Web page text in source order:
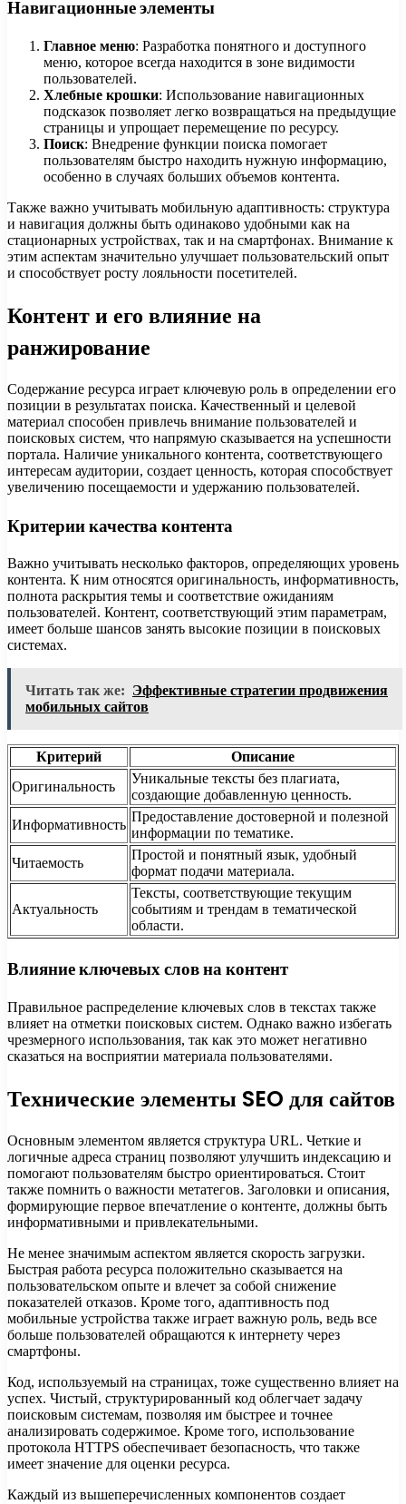
Навигационные элементы
Главное меню: Разработка понятного и доступного
меню, которое всегда находится в зоне видимости
пользователей.
Хлебные крошки: Использование навигационных
подсказок позволяет легко возвращаться на предыдущие
страницы и упрощает перемещение по ресурсу.
Поиск: Внедрение функции поиска помогает
пользователям быстро находить нужную информацию,
особенно в случаях больших объемов контента.
Также важно учитывать мобильную адаптивность: структура
и навигация должны быть одинаково удобными как на
стационарных устройствах, так и на смартфонах. Внимание к
этим аспектам значительно улучшает пользовательский опыт
и способствует росту лояльности посетителей.
Контент и его влияние на
ранжирование
Содержание ресурса играет ключевую роль в определении его
позиции в результатах поиска. Качественный и целевой
материал способен привлечь внимание пользователей и
поисковых систем, что напрямую сказывается на успешности
портала. Наличие уникального контента, соответствующего
интересам аудитории, создает ценность, которая способствует
увеличению посещаемости и удержанию пользователей.
Критерии качества контента
Важно учитывать несколько факторов, определяющих уровень
контента. К ним относятся оригинальность, информативность,
полнота раскрытия темы и соответствие ожиданиям
пользователей. Контент, соответствующий этим параметрам,
имеет больше шансов занять высокие позиции в поисковых
системах.
Читать так же: Эффективные стратегии продвижения
мобильных сайтов
Критерий
Описание
Оригинальность
Уникальные тексты без плагиата,
создающие добавленную ценность.
Информативность
Предоставление достоверной и полезной
информации по тематике.
Читаемость
Простой и понятный язык, удобный
формат подачи материала.
Актуальность
Тексты, соответствующие текущим
событиям и трендам в тематической
области.
Влияние ключевых слов на контент
Правильное распределение ключевых слов в текстах также
влияет на отметки поисковых систем. Однако важно избегать
чрезмерного использования, так как это может негативно
сказаться на восприятии материала пользователями.
Технические элементы SEO для сайтов
Основным элементом является структура URL. Четкие и
логичные адреса страниц позволяют улучшить индексацию и
помогают пользователям быстро ориентироваться. Стоит
также помнить о важности метатегов. Заголовки и описания,
формирующие первое впечатление о контенте, должны быть
информативными и привлекательными.
Не менее значимым аспектом является скорость загрузки.
Быстрая работа ресурса положительно сказывается на
пользовательском опыте и влечет за собой снижение
показателей отказов. Кроме того, адаптивность под
мобильные устройства также играет важную роль, ведь все
больше пользователей обращаются к интернету через
смартфоны.
Код, используемый на страницах, тоже существенно влияет на
успех. Чистый, структурированный код облегчает задачу
поисковым системам, позволяя им быстрее и точнее
анализировать содержимое. Кроме того, использование
протокола HTTPS обеспечивает безопасность, что также
имеет значение для оценки ресурса.
Каждый из вышеперечисленных компонентов создает